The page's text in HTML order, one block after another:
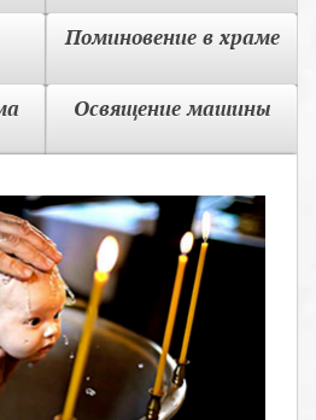
Поминовение в храме
Освящение машины